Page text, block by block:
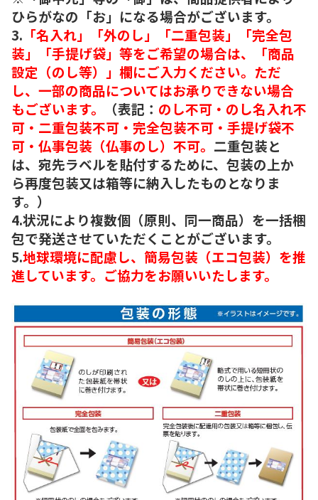
ひらがなの「お」になる場合がございます。
3. 「名入れ」「外のし」「二重包装」「完全包
装」「手提げ袋」等をご希望の場合は、「商品
設定（のし等）」欄にご入力ください。ただ
し、一部の商品についてはお承りできない場合
もございます。
（表記： のし不可・のし名入れ不
可・二重包装不可・完全包装不可・手提げ袋不
可・仏事包装（仏事のし）不可。 二重包装と
は、宛先ラベルを貼付するために、包装の上か
ら再度包装又は箱等に納入したものとなりま
す。）
4.状況により複数個（原則、同一商品）を一括梱
包で発送させていただくことがございます。
5.地球環境に配慮し、簡易包装（エコ包装）を推
進しています。ご協力をお願いいたします。